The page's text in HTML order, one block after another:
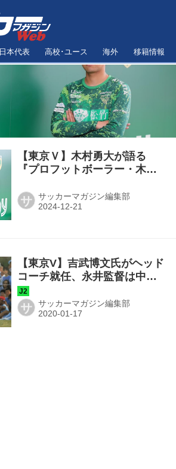
日本代表 高校･ユース 海外 移籍情報
【東京Ｖ】木村勇大が語る
『プロフットボーラー・木村
リー連載・亘崇詞の
『FANATICO＿¡ Nunca bajes
サ サッカーマガジン編集部
【東京V】吉武博文氏がヘッド
コーチ就任、永井監督は中学
の教え子
サ サッカーマガジン編集部